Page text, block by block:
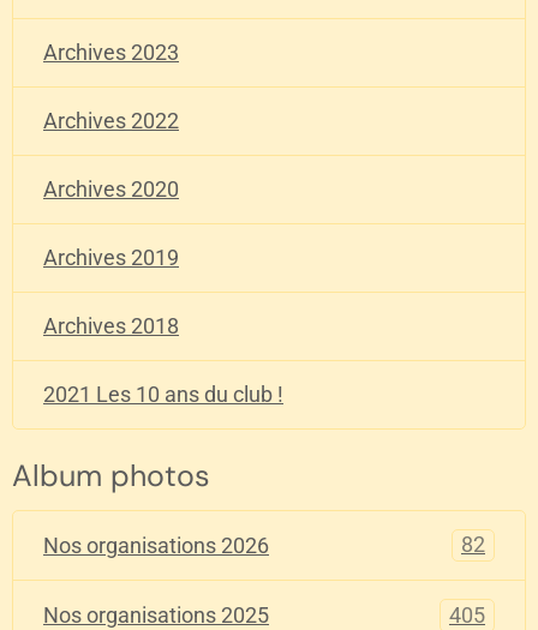
Archives 2023
Archives 2022
Archives 2020
Archives 2019
Archives 2018
2021 Les 10 ans du club !
Album photos
Nos organisations 2026 82
Nos organisations 2025 405